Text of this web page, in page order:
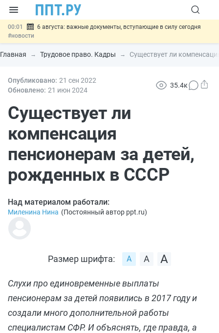
00:01
6 августа: важные документы, вступающие в силу сегодня
#новости
05.08 Обновили сообщения НПФ о договорах НПО и долгосрочных
сбережений#новости
05.08 Систему страхования вкладов распространили на электронные
кошельки#новости
#новости
Главная Трудовое право. Кадры Существует ли
Опубликовано: 21 сен 2022
Обновлено: 21 июн 2024
35.4к
Существует ли
компенсация
пенсионерам за детей,
рожденных в СССР
Над материалом работали:
Миленина Нина (Постоянный автор ppt.ru)
Размер шрифта:
Слухи про единовременные выплаты
пенсионерам за детей появились в 2017 году и
создали много дополнительной работы
специалистам СФР. И объяснять, где правда, а